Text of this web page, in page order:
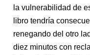
la vulnerabilidad de
libro tendría
renegando del otro
diez minutos con